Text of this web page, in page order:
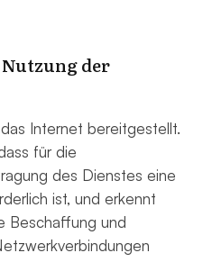
der
Internet bereitgestellt.
für die
des Dienstes eine
ist, und erkennt
Beschaffung und